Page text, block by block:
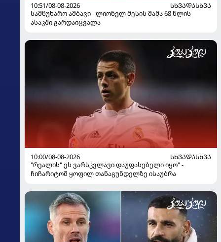
10:51/08-08-2026
ᲡᲮᲕᲐᲓᲐᲡᲮᲕᲐ
სამწუხარო ამბავი - ლიონელ მესის მამა 68 წლის
ასაკში გარდაიცვალა
10:00/08-08-2026
ᲡᲮᲕᲐᲓᲐᲡᲮᲕᲐ
"რეალის" ეს ვარსკვლავი დაუფასებელი იყო" -
ჩიჩარიტომ ყოფილ თანაგუნდელზე ისაუბრა